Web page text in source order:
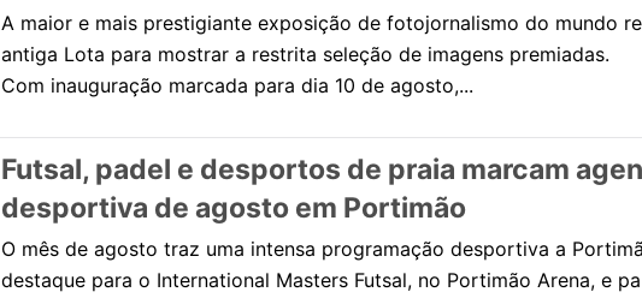
A maior e mais prestigiante exposição de fotojornalismo do mundo
antiga Lota para mostrar a restrita seleção de imagens premiadas.
Com inauguração marcada para dia 10 de agosto,...
Futsal, padel e desportos de praia marcam
desportiva de agosto em Portimão
O mês de agosto traz uma intensa programação desportiva a
destaque para o International Masters Futsal, no Portimão Arena, e